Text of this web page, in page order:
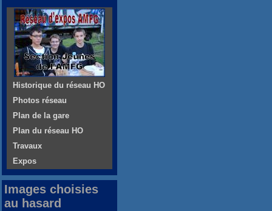
Historique du réseau HO
Photos réseau
Plan de la gare
Plan du réseau HO
Travaux
Expos
Images choisies
au hasard